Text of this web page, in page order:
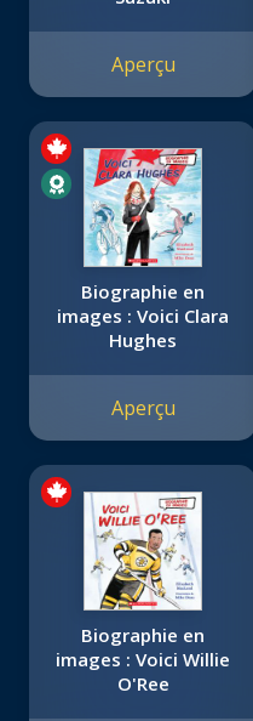
Aperçu
Biographie en
images : Voici Clara
Hughes
Aperçu
Biographie en
images : Voici Willie
O'Ree